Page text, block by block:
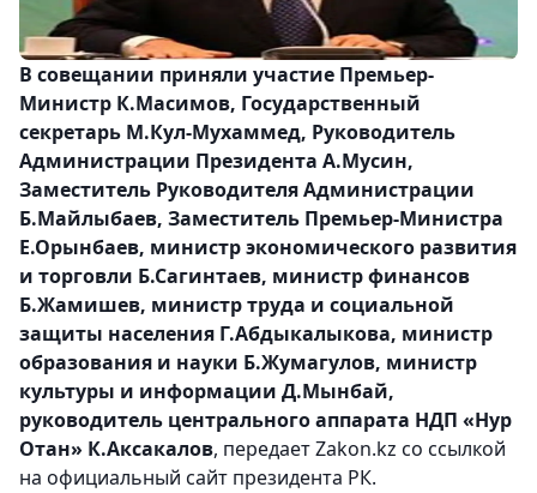
В совещании приняли участие Премьер-
Министр К.Масимов, Государственный
секретарь М.Кул-Мухаммед, Руководитель
Администрации Президента А.Мусин,
Заместитель Руководителя Администрации
Б.Майлыбаев, Заместитель Премьер-Министра
Е.Орынбаев, министр экономического развития
и торговли Б.Сагинтаев, министр финансов
Б.Жамишев, министр труда и социальной
защиты населения Г.Абдыкалыкова, министр
образования и науки Б.Жумагулов, министр
культуры и информации Д.Мынбай,
руководитель центрального аппарата НДП «Нур
Отан» К.Аксакалов, передает Zakon.kz со ссылкой
на официальный сайт президента РК.